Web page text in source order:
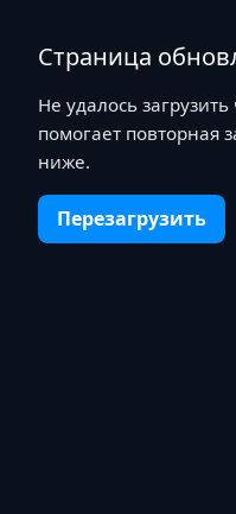
Страница
Не удалось
помогает повторная
ниже.
Перезагрузить